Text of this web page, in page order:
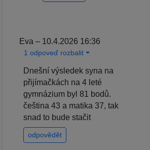
Eva – 10.4.2026 16:36
1 odpoveď rozbalit
Dnešní výsledek syna na
přijímačkách na 4 leté
gymnázium byl 81 bodů.
čeština 43 a matika 37, tak
snad to bude stačit
odpovědět